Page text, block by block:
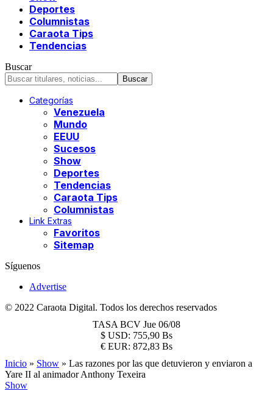
Deportes
Columnistas
Caraota Tips
Tendencias
Buscar
Categorías
Venezuela
Mundo
EEUU
Sucesos
Show
Deportes
Tendencias
Caraota Tips
Columnistas
Link Extras
Favoritos
Sitemap
Síguenos
Advertise
© 2022 Caraota Digital. Todos los derechos reservados
TASA BCV Jue 06/08
$ USD: 755,90 Bs
€ EUR: 872,83 Bs
Inicio » Show » Las razones por las que detuvieron y enviaron a
Yare II al animador Anthony Texeira
Show